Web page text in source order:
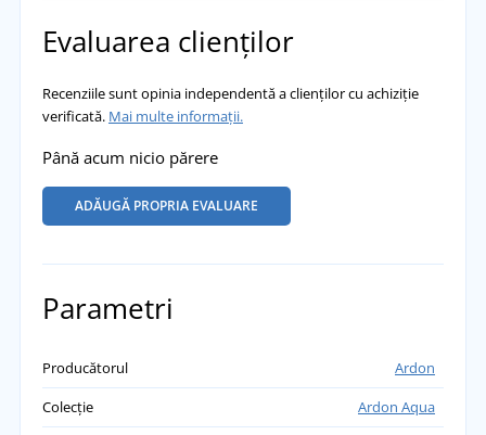
Evaluarea clienților
Recenziile sunt opinia independentă a clienților cu achiziție
verificată. Mai multe informații.
Până acum nicio părere
ADĂUGĂ PROPRIA EVALUARE
Parametri
Producătorul
Ardon
Colecție
Ardon Aqua